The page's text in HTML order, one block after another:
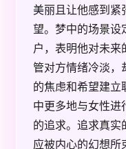
美丽且让他感到紧
望。梦中的场景设
户，表明他对未来
管对方情绪冷淡，
的焦虑和希望建立
中更多地与女性进
的追求。追求真实
应被内心的幻想所